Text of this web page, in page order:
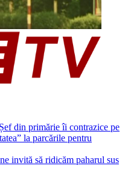
din primărie îi contrazice pe
la parcările pentru
invită să ridicăm paharul sus